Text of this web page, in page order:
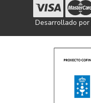
Desarrollado por